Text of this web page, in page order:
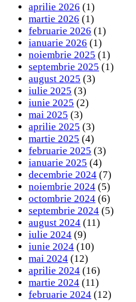
aprilie 2026 (1)
martie 2026 (1)
februarie 2026 (1)
ianuarie 2026 (1)
noiembrie 2025 (1)
septembrie 2025 (1)
august 2025 (3)
iulie 2025 (3)
iunie 2025 (2)
mai 2025 (3)
aprilie 2025 (3)
martie 2025 (4)
februarie 2025 (3)
ianuarie 2025 (4)
decembrie 2024 (7)
noiembrie 2024 (5)
octombrie 2024 (6)
septembrie 2024 (5)
august 2024 (11)
iulie 2024 (9)
iunie 2024 (10)
mai 2024 (12)
aprilie 2024 (16)
martie 2024 (11)
februarie 2024 (12)